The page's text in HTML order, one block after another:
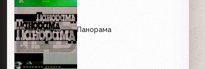
Панорама